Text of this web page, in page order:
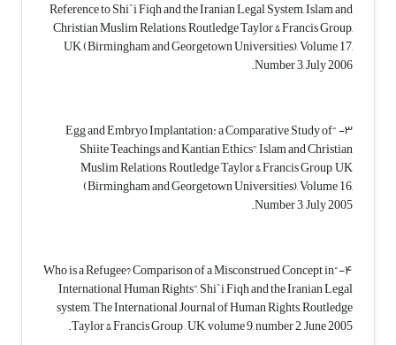
Reference to Shi`i Fiqh and the Iranian Legal System, Islam and
Christian Muslim Relations, Routledge Taylor & Francis Group,
UK (Birmingham and Georgetown Universities), Volume 17,
Number 3, July 2006.
۳- “Egg and Embryo Implantation: a Comparative Study of
Shiite Teachings and Kantian Ethics”, Islam and Christian
Muslim Relations, Routledge Taylor & Francis Group, UK
(Birmingham and Georgetown Universities), Volume 16,
Number 3, July 2005.
۴-“Who is a Refugee? Comparison of a Misconstrued Concept in
International Human Rights”, Shi`i Fiqh and the Iranian Legal
system, The International Journal of Human Rights, Routledge
Taylor & Francis Group , UK, volume 9, number 2, June 2005.